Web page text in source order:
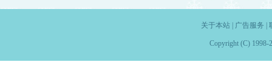
关于本站| 广告服务
Copyright (C) 1998-